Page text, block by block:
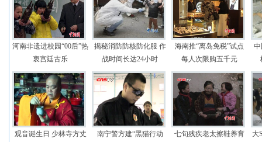
河南非遗进校园“00后”热
衷宫廷古乐
揭秘消防防核防化服 作
战时间长达24小时
海南推“离岛免税”试点
每人次限购五千元
观音诞生日 少林寺方丈
南宁警方建“黑猫行动
七旬残疾老太擦鞋养育
大